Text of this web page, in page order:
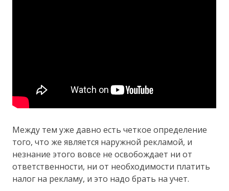
Между тем уже давно есть четкое определение
того, что же является наружной рекламой, и
незнание этого вовсе не освобождает ни от
ответственности, ни от необходимости платить
налог на рекламу, и это надо брать на учет.